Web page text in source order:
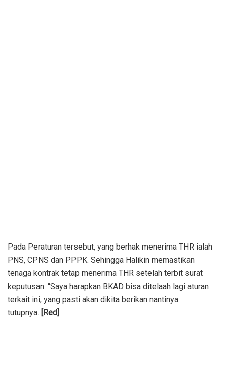
Pada Peraturan tersebut, yang berhak menerima THR ialah
PNS, CPNS dan PPPK. Sehingga Halikin memastikan
tenaga kontrak tetap menerima THR setelah terbit surat
keputusan. “Saya harapkan BKAD bisa ditelaah lagi aturan
terkait ini, yang pasti akan dikita berikan nantinya.
tutupnya. [Red]